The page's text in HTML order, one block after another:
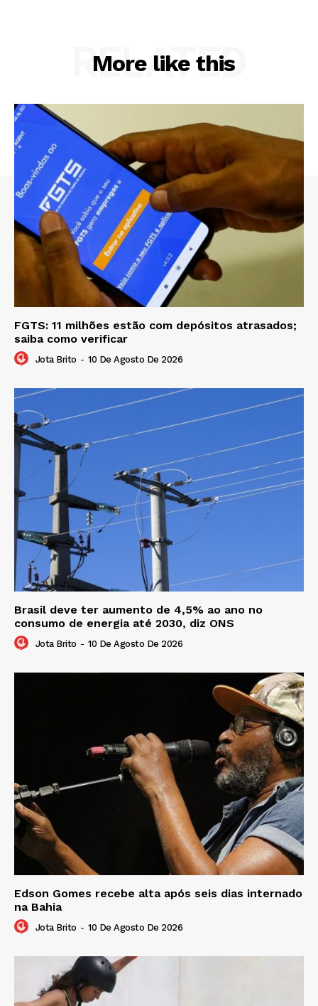
More like this
RELATED
FGTS: 11 milhões estão com depósitos atrasados;
saiba como verificar
Jota Brito - 10 De Agosto De 2026
Brasil deve ter aumento de 4,5% ao ano no
consumo de energia até 2030, diz ONS
Jota Brito - 10 De Agosto De 2026
Edson Gomes recebe alta após seis dias internado
na Bahia
Jota Brito - 10 De Agosto De 2026